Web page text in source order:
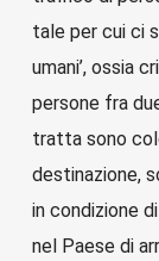
tale per cui ci
umani’, ossia
persone fra
tratta sono
destinazione,
in condizione
nel Paese di